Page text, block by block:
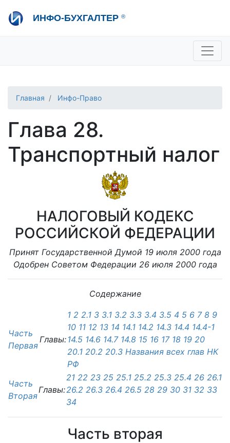
ИНФО-БУХГАЛТЕР ®
Отдел продаж
Консультации
Главная Инфо-Право
Глава 28.
Транспортный налог
НАЛОГОВЫЙ КОДЕКС
РОССИЙСКОЙ ФЕДЕРАЦИИ
Принят Государственной Думой 19 июля 2000 года
Одобрен Советом Федерации 26 июля 2000 года
Содержание
Часть
Первая
Главы:
1 2 2.1 3 3.1 3.2 3.3 3.4 3.5 4 5 6 7 8 9
10 11 12 13 14 14.1 14.2 14.3 14.4 14.4-1
14.5 14.6 14.7 14.8 15 16 17 18 19 20
20.1 20.2 20.3 Названия всех глав НК
РФ
Часть
Вторая
Главы:
21 22 23 25 25.1 25.2 25.3 25.4 26 26.1
26.2 26.3 26.4 26.5 28 29 30 31 32 33
34
Часть вторая